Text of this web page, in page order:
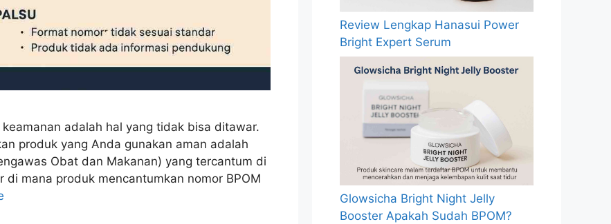
adalah hal yang tidak bisa ditawar.
produk yang Anda gunakan aman adalah
Obat dan Makanan) yang tercantum di
mana produk mencantumkan nomor BPOM
Review Lengkap Hanasui Power
Bright Expert Serum
Glowsicha Bright Night Jelly
Booster Apakah Sudah BPOM?